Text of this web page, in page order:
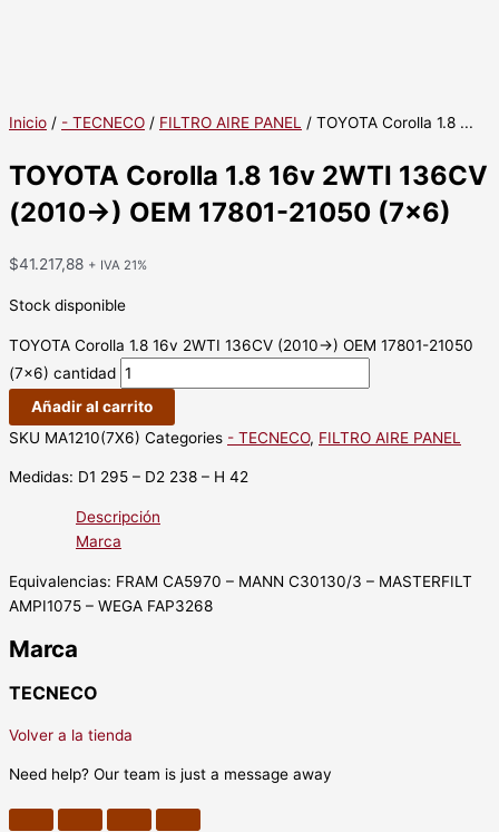
Inicio / - TECNECO / FILTRO AIRE PANEL / TOYOTA Corolla 1.8 ...
TOYOTA Corolla 1.8 16v 2WTI 136CV
(2010->) OEM 17801-21050 (7x6)
$41.217,88 + IVA 21%
Stock disponible
TOYOTA Corolla 1.8 16v 2WTI 136CV (2010->) OEM 17801-21050
(7x6) cantidad
Añadir al carrito
SKU MA1210(7X6) Categories - TECNECO, FILTRO AIRE PANEL
Medidas: D1 295 – D2 238 – H 42
Descripción
Marca
Equivalencias: FRAM CA5970 – MANN C30130/3 – MASTERFILT
AMPI1075 – WEGA FAP3268
Marca
TECNECO
Volver a la tienda
Need help? Our team is just a message away